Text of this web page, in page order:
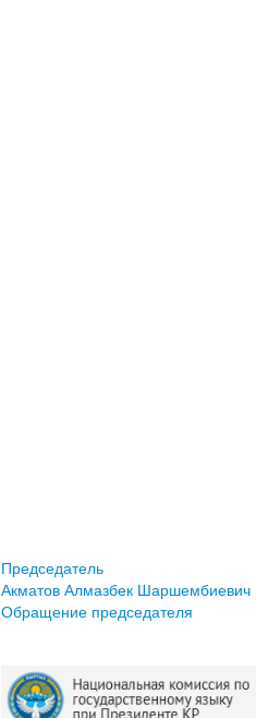
Председатель
Акматов Алмазбек Шаршембиевич
Обращение председателя